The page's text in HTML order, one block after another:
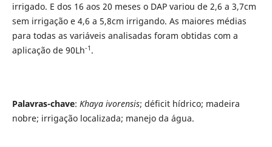
irrigado. E dos 16 aos 20 meses o DAP variou de 2,6 a 3,7cm
sem irrigação e 4,6 a 5,8cm irrigando. As maiores médias
para todas as variáveis analisadas foram obtidas com a
aplicação de 90Lh-1 .
Palavras-chave: Khaya ivorensis; déficit hídrico; madeira
nobre; irrigação localizada; manejo da água.